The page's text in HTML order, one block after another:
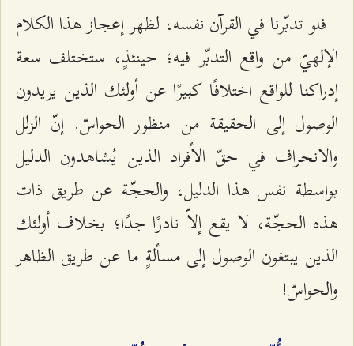
فلو تدبّرنا في القرآن نفسه، لظهر إعجاز هذا الكلام
الإلهيّ من واقع التدبّر فيه؛ حينئذٍ، ستختلف سعة
إدراكنا للواقع اختلافًا كبيرًا عن أولئك الذين يريدون
الوصول إلى الحقيقة من منظور الحواسّ. إنّ الزلل
والانحراف في حقّ الأفراد الذين يُشاهدون الدليل
بواسطة نفس هذا الدليل، والحجّة عن طريق ذات
هذه الحجّة، لا يقع إلاّ نادرًا جدًا؛ بخلاف أولئك
الذين يبتغون الوصول إلى مسألةٍ ما عن طريق الظاهر
والحواسّ!